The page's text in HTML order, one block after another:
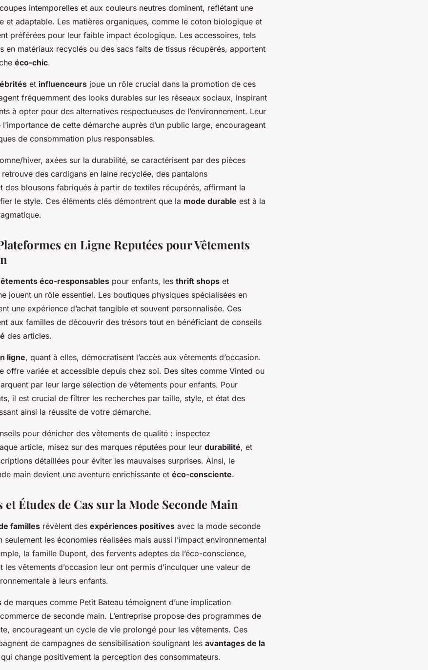
intemporelles et aux couleurs neutres dominent, reflétant une
et adaptable. Les matières organiques, comme le coton biologique et
préférées pour leur faible impact écologique. Les accessoires, tels
en matériaux recyclés ou des sacs faits de tissus récupérés, apportent
éco-chic.
et influenceurs joue un rôle crucial dans la promotion de ces
fréquemment des looks durables sur les réseaux sociaux, inspirant
à opter pour des alternatives respectueuses de l’environnement. Leur
de cette démarche auprès d’un public large, encourageant
de consommation plus responsables.
hiver, axées sur la durabilité, se caractérisent par des pièces
des cardigans en laine recyclée, des pantalons
des blousons fabriqués à partir de textiles récupérés, affirmant la
le style. Ces éléments clés démontrent que la mode durable est à la
en Ligne Reputées pour Vêtements
éco-responsables pour enfants, les thrift shops et
jouent un rôle essentiel. Les boutiques physiques spécialisées en
une expérience d’achat tangible et souvent personnalisée. Ces
aux familles de découvrir des trésors tout en bénéficiant de conseils
des articles.
ligne, quant à elles, démocratisent l’accès aux vêtements d’occasion.
offre variée et accessible depuis chez soi. Des sites comme Vinted ou
par leur large sélection de vêtements pour enfants. Pour
il est crucial de filtrer les recherches par taille, style, et état des
ainsi la réussite de votre démarche.
pour dénicher des vêtements de qualité : inspectez
article, misez sur des marques réputées pour leur durabilité, et
détaillées pour éviter les mauvaises surprises. Ainsi, le
main devient une aventure enrichissante et éco-consciente.
et Études de Cas sur la Mode Seconde Main
familles révèlent des expériences positives avec la mode seconde
seulement les économies réalisées mais aussi l’impact environnemental
la famille Dupont, des fervents adeptes de l’éco-conscience,
les vêtements d’occasion leur ont permis d’inculquer une valeur de
à leurs enfants.
de marques comme Petit Bateau témoignent d’une implication
de seconde main. L’entreprise propose des programmes de
encourageant un cycle de vie prolongé pour les vêtements. Ces
de campagnes de sensibilisation soulignant les avantages de la
change positivement la perception des consommateurs.